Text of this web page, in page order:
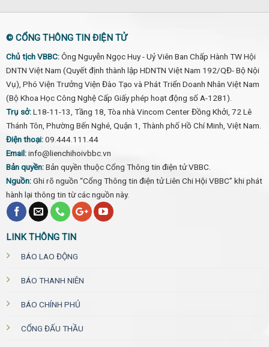
© CỔNG THÔNG TIN ĐIỆN TỬ
Chủ tịch VBBC:Ông Nguyễn Ngọc Huy - Uỷ Viên Ban Chấp Hành TW Hội
DNTN Việt Nam (Quyết định thành lập HDNTN Việt Nam 192/QĐ- Bộ Nội
Vụ), Phó Viện Trưởng Viện Đào Tạo và Phát Triển Doanh Nhân Việt Nam
(Bộ Khoa Học Công Nghệ Cấp Giấy phép hoạt động số A-1281).
Trụ sở:L18-11-13, Tầng 18, Tòa nhà Vincom Center Đồng Khởi, 72 Lê
Thánh Tôn, Phường Bến Nghé, Quận 1, Thành phố Hồ Chí Minh, Việt Nam.
Điện thoại:09.444.111.44
Email:info@lienchihoivbbc.vn
Bản quyền:Bản quyền thuộc Cổng Thông tin điện tử VBBC.
Nguồn:Ghi rõ nguồn “Cổng Thông tin điện tử Liên Chi Hội VBBC” khi phát
hành lại thông tin từ các nguồn này.
LINK THÔNG TIN
BÁO LAO ĐỘNG
BÁO THANH NIÊN
BÁO CHÍNH PHỦ
CỔNG ĐẤU THẦU